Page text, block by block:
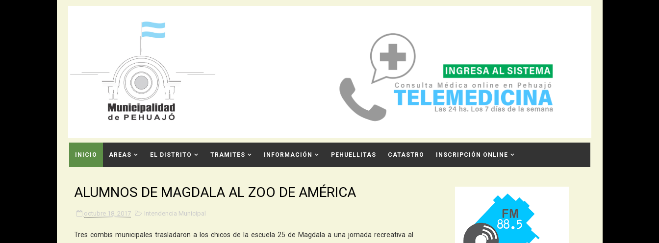
INICIO AREAS EL DISTRITO TRAMITES INFORMACIÓN PEHUELLITAS CATASTRO INSCRIPCIÓN ONLINE
ALUMNOS DE MAGDALA AL ZOO DE AMÉRICA
octubre 18, 2017 Intendencia Municipal
Tres combis municipales trasladaron a los chicos de la escuela 25 de Magdala a una jornada recreativa al